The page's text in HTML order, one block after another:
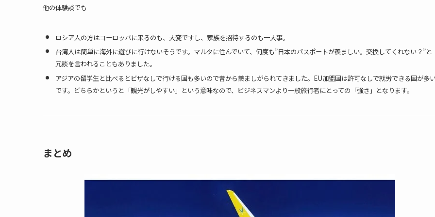
他の体験談でも
ロシア人の方はヨーロッパに来るのも、大変ですし、家族を招待するのも一大事。
台湾人は簡単に海外に遊びに行けないそうです。マルタに住んでいて、何度も”日本のパスポートが羨ましい。交換してくれない？”と
冗談を言われることもありました。
アジアの留学生と比べるとビザなしで行ける国も多いので昔から羨ましがられてきました。EU加盟国は許可なしで就労できる国が多
です。どちらかというと「観光がしやすい」という意味なので、ビジネスマンより一般旅行者にとっての「強さ」となります。
まとめ